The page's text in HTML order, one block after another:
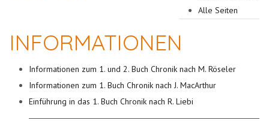
Alle Seiten
INFORMATIONEN
Informationen zum 1. und 2. Buch Chronik nach M. Röseler
Informationen zum 1. Buch Chronik nach J. MacArthur
Einführung in das 1. Buch Chronik nach R. Liebi